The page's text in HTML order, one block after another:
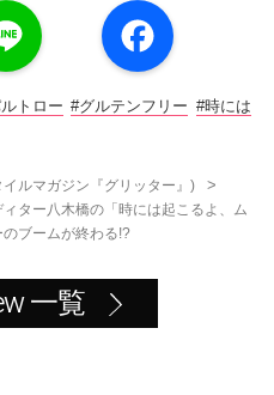
a
c
o
トロー #グルテンフリー #時には
ルマガジン『グリッター』) >
ター八木橋の「時には起こるよ、ム
ブームが終わる!?
一覧